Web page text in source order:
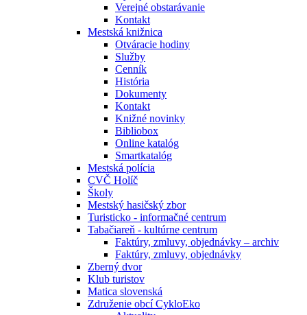
Verejné obstarávanie
Kontakt
Mestská knižnica
Otváracie hodiny
Služby
Cenník
História
Dokumenty
Kontakt
Knižné novinky
Bibliobox
Online katalóg
Smartkatalóg
Mestská polícia
CVČ Holíč
Školy
Mestský hasičský zbor
Turisticko - informačné centrum
Tabačiareň - kultúrne centrum
Faktúry, zmluvy, objednávky – archiv
Faktúry, zmluvy, objednávky
Zberný dvor
Klub turistov
Matica slovenská
Združenie obcí CykloEko